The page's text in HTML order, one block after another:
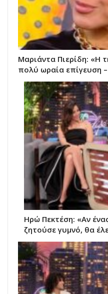
Μαριάντα Πιερίδη: «Η
πολύ ωραία επίγευση
Ηρώ Πεκτέση: «Αν
ζητούσε γυμνό, θα